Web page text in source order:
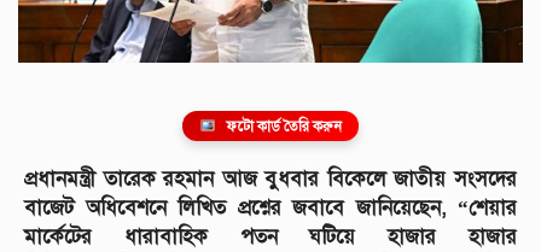
ফটো কার্ড তৈরি করুন
প্রধানমন্ত্রী তারেক রহমান আজ বুধবার বিকেলে জাতীয় সংসদের
বাজেট অধিবেশনে লিখিত প্রশ্নের জবাবে জানিয়েছেন, “শেয়ার
মার্কেটের ধারাবাহিক পতন ঘটিয়ে হাজার হাজার